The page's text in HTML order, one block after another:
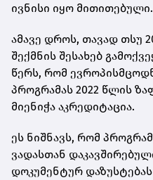
ივნისი იყო მითითებული.
ამავე დროს, თავად თსუ
შექმნის შესახებ
წერს, რომ
პროგრამას 2022 წლის
მიენიჭა აკრედიტაცია.
ეს ნიშნავს, რომ
ვადასთან
დოკუმენტურ